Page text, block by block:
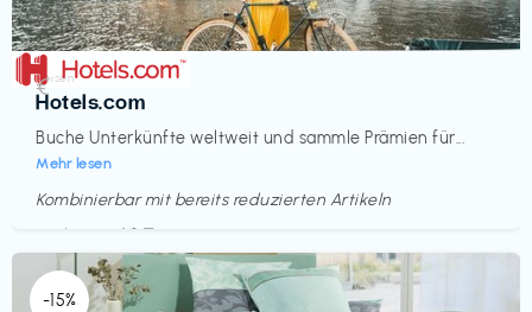
Reisen
Hotels.com
Buche Unterkünfte weltweit und sammle Prämien für...
Mehr lesen
€‎
Kombinierbar mit bereits reduzierten Artikeln
Endet in
<60 Tagen
-15%